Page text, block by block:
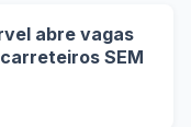
abre vagas
SEM